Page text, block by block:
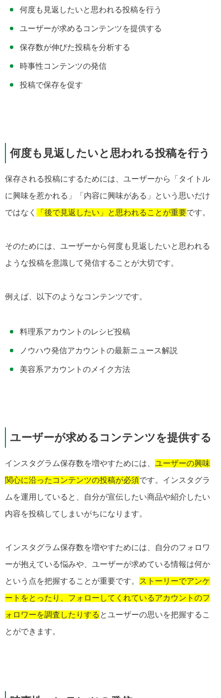
何度も見返したいと思われる投稿を行う
ユーザーが求めるコンテンツを提供する
保存数が伸びた投稿を分析する
時事性コンテンツの発信
投稿で保存を促す
何度も見返したいと思われる投稿を行う
保存される投稿にするためには、ユーザーから「タイトル
に興味を惹かれる」「内容に興味がある」という思いだけ
ではなく
「後で見返したい」と思われることが重要です。
そのためには、ユーザーから何度も見返したいと思われる
ような投稿を意識して発信することが大切です。
例えば、以下のようなコンテンツです。
料理系アカウントのレシピ投稿
ノウハウ発信アカウントの最新ニュース解説
美容系アカウントのメイク方法
ユーザーが求めるコンテンツを提供する
インスタグラム保存数を増やすためには、 ユーザーの興味
関心に沿ったコンテンツの投稿が必須です。インスタグラ
ムを運用していると、自分が宣伝したい商品や紹介したい
内容を投稿してしまいがちになります。
インスタグラム保存数を増やすためには、自分のフォロワ
ーが抱えている悩みや、ユーザーが求めている情報は何か
という点を把握することが重要です。
ストーリーでアンケ
ートをとったり、フォローしてくれているアカウントのフ
ォロワーを調査したりする とユーザーの思いを把握するこ
とができます。